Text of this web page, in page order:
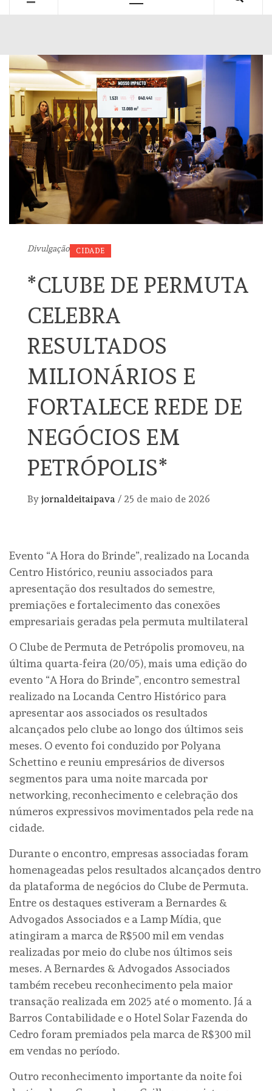
Divulgação CIDADE
*CLUBE DE PERMUTA
CELEBRA
RESULTADOS
MILIONÁRIOS E
FORTALECE REDE DE
NEGÓCIOS EM
PETRÓPOLIS*
By jornaldeitaipava / 25 de maio de 2026
Evento “A Hora do Brinde”, realizado na Locanda
Centro Histórico, reuniu associados para
apresentação dos resultados do semestre,
premiações e fortalecimento das conexões
empresariais geradas pela permuta multilateral
O Clube de Permuta de Petrópolis promoveu, na
última quarta-feira (20/05), mais uma edição do
evento “A Hora do Brinde”, encontro semestral
realizado na Locanda Centro Histórico para
apresentar aos associados os resultados
alcançados pelo clube ao longo dos últimos seis
meses. O evento foi conduzido por Polyana
Schettino e reuniu empresários de diversos
segmentos para uma noite marcada por
networking, reconhecimento e celebração dos
números expressivos movimentados pela rede na
cidade.
Durante o encontro, empresas associadas foram
homenageadas pelos resultados alcançados dentro
da plataforma de negócios do Clube de Permuta.
Entre os destaques estiveram a Bernardes &
Advogados Associados e a Lamp Mídia, que
atingiram a marca de R$500 mil em vendas
realizadas por meio do clube nos últimos seis
meses. A Bernardes & Advogados Associados
também recebeu reconhecimento pela maior
transação realizada em 2025 até o momento. Já a
Barros Contabilidade e o Hotel Solar Fazenda do
Cedro foram premiados pela marca de R$300 mil
em vendas no período.
Outro reconhecimento importante da noite foi